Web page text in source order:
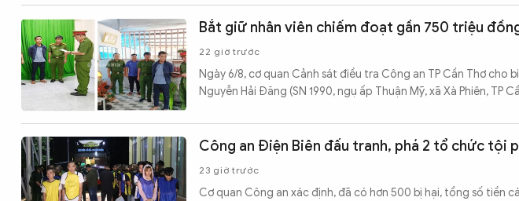
Bắt giữ nhân viên chiếm đoạt gần 750 triệu
22 giờ trước
Ngày 6/8, cơ quan Cảnh sát điều tra Công an TP Cần Thơ cho
Nguyễn Hải Đăng (SN 1990, ngụ ấp Thuận Mỹ, xã Xà Phiên, TP
Công an Điện Biên đấu tranh, phá 2 tổ chức tội
23 giờ trước
Cơ quan Công an xác định, đã có hơn 500 bị hại, tổng số